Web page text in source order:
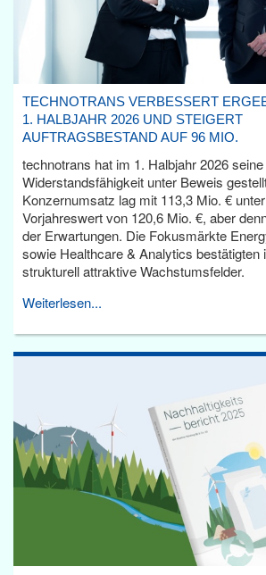
TECHNOTRANS VERBESSERT
1. HALBJAHR 2026 UND STEIGERT
AUFTRAGSBESTAND AUF 96 MIO.
technotrans hat im 1. Halbjahr 2026
Widerstandsfähigkeit unter Beweis
Konzernumsatz lag mit 113,3 Mio. €
Vorjahreswert von 120,6 Mio. €, aber
der Erwartungen. Die Fokusmärkte
sowie Healthcare & Analytics bestätigten
strukturell attraktive Wachstumsfelder.
Weiterlesen...